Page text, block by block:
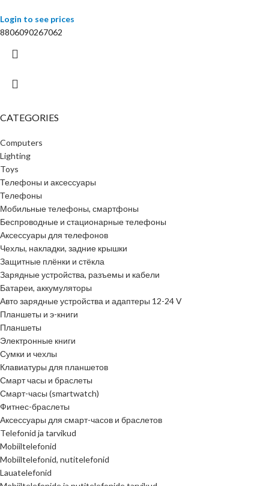
CATEGORIES
Computers
Lighting
Toys
Телефоны и аксессуары
Телефоны
Мобильные телефоны, смартфоны
Беспроводные и стационарные телефоны
Аксессуары для телефонов
Чехлы, накладки, задние крышки
Защитные плёнки и стёкла
Зарядные устройства, разъемы и кабели
Батареи, аккумуляторы
Авто зарядные устройства и адаптеры 12-24 V
Планшеты и э-книги
Планшеты
Электронные книги
Сумки и чехлы
Клавиатуры для планшетов
Смарт часы и браслеты
Смарт-часы (smartwatch)
Фитнес-браслеты
Аксессуары для смарт-часов и браслетов
Telefonid ja tarvikud
Mobiiltelefonid
Mobiiltelefonid, nutitelefonid
Lauatelefonid
Login to see prices
8806090267062